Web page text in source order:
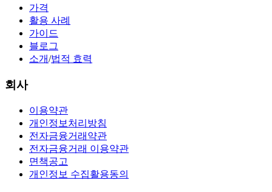
가격
활용 사례
가이드
블로그
소개/법적 효력
회사
이용약관
개인정보처리방침
전자금융거래약관
전자금융거래 이용약관
면책공고
개인정보 수집활용동의